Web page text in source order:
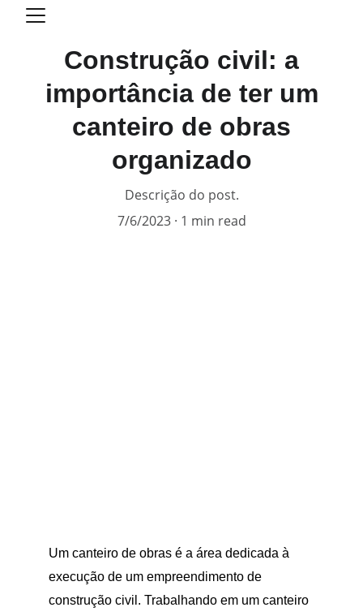
Construção civil: a
importância de ter um
canteiro de obras
organizado
Descrição do post.
7/6/2023
1 min read
Um canteiro de obras é a área dedicada à
execução de um empreendimento de
construção civil. Trabalhando em um canteiro